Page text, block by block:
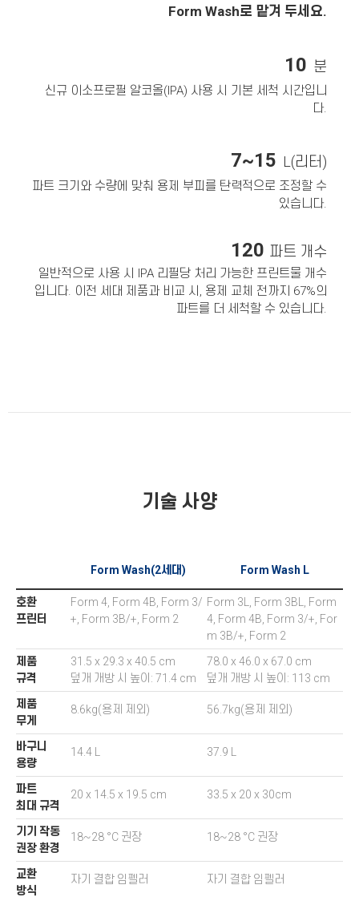
Form Wash로 맡겨 두세요.
10 분
신규 이소프로필 알코올(IPA) 사용 시 기본 세척 시간입니
다.
7~15 L(리터)
파트 크기와 수량에 맞춰 용제 부피를 탄력적으로 조정할 수
있습니다.
120 파트 개수
일반적으로 사용 시 IPA 리필당 처리 가능한 프린트물 개수
입니다. 이전 세대 제품과 비교 시, 용제 교체 전까지 67%의
파트를 더 세척할 수 있습니다.
기술 사양
Form Wash(2세대) Form Wash L
호환
프린터
Form 4, Form 4B, Form 3/
+, Form 3B/+, Form 2
Form 3L, Form 3BL, Form
4, Form 4B, Form 3/+, For
m 3B/+, Form 2
제품
규격
31.5 x 29.3 x 40.5 cm
덮개 개방 시 높이: 71.4 cm
78.0 x 46.0 x 67.0 cm
덮개 개방 시 높이: 113 cm
제품
무게
8.6kg(용제 제외) 56.7kg(용제 제외)
바구니
용량
14.4 L 37.9 L
파트
최대 규격
20 x 14.5 x 19.5 cm 33.5 x 20 x 30cm
기기 작동
권장 환경
18~28 °C 권장 18~28 °C 권장
교환
방식
자기 결합 임펠러 자기 결합 임펠러